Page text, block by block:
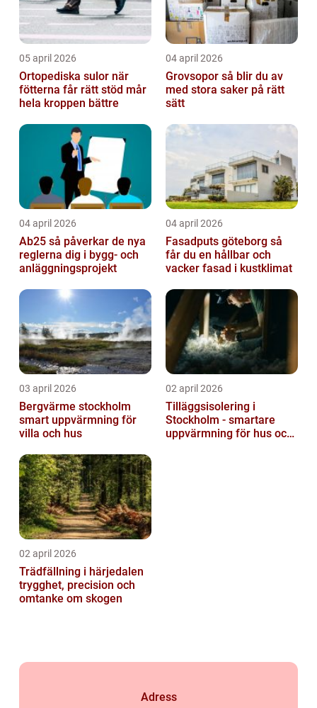
05 april 2026
Ortopediska sulor när
fötterna får rätt stöd mår
hela kroppen bättre
04 april 2026
Grovsopor så blir du av
med stora saker på rätt
sätt
04 april 2026
Ab25 så påverkar de nya
reglerna dig i bygg- och
anläggningsprojekt
04 april 2026
Fasadputs göteborg så
får du en hållbar och
vacker fasad i kustklimat
03 april 2026
Bergvärme stockholm
smart uppvärmning för
villa och hus
02 april 2026
Tilläggsisolering i
Stockholm - smartare
uppvärmning för hus och
02 april 2026
Trädfällning i härjedalen
trygghet, precision och
omtanke om skogen
Adress